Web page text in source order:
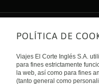
Sobre nosotros
Quiénes somos
Financiación
Sostenibilidad
Turismo accesible
Enlaces de
POLÍTICA DE
Viajes El Corte Inglés S.A.
para fines estrictamente
la web, así como para fines
(tanto general como